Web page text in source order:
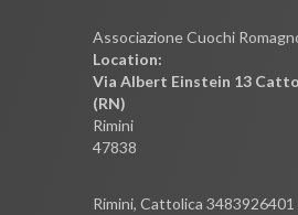
Associazione Cuochi
Location:
Via Albert Einstein 13
(RN)
Rimini
47838
Rimini, Cattolica 3483926401